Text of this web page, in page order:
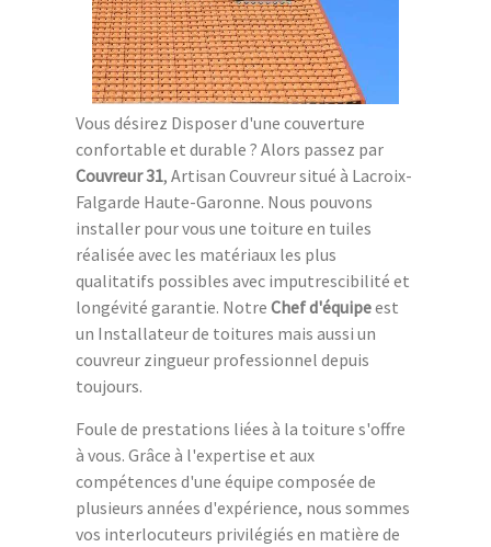
Vous désirez Disposer d'une couverture
confortable et durable ? Alors passez par
Couvreur 31, Artisan Couvreur situé à Lacroix-
Falgarde Haute-Garonne. Nous pouvons
installer pour vous une toiture en tuiles
réalisée avec les matériaux les plus
qualitatifs possibles avec imputrescibilité et
longévité garantie. Notre Chef d'équipeest
un Installateur de toitures mais aussi un
couvreur zingueur professionnel depuis
toujours.
Foule de prestations liées à la toiture s'offre
à vous. Grâce à l'expertise et aux
compétences d'une équipe composée de
plusieurs années d'expérience, nous sommes
vos interlocuteurs privilégiés en matière de